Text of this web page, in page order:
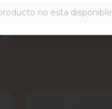
no esta disponible